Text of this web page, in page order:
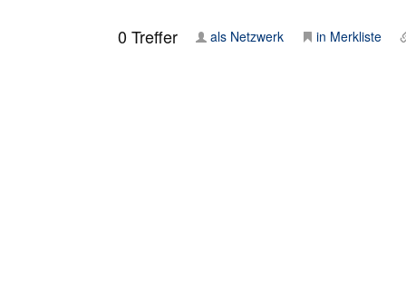
0Treffer als Netzwerk in Merkliste